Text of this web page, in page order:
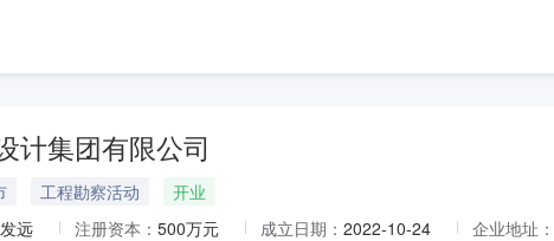
计集团有限公司
工程勘察活动
开业
远 注册资本： 500万元 成立日期： 2022-10-24 企业地址：